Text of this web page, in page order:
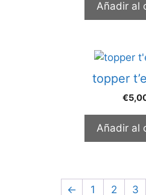
Añadir al
topper
€
Añadir al
← 1 2 3